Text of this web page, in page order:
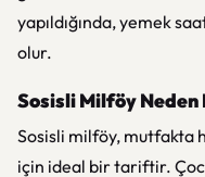
yapıldığında, yemek
olur.
Sosisli Milföy
Sosisli milföy, mutfakta
için ideal bir tariftir.